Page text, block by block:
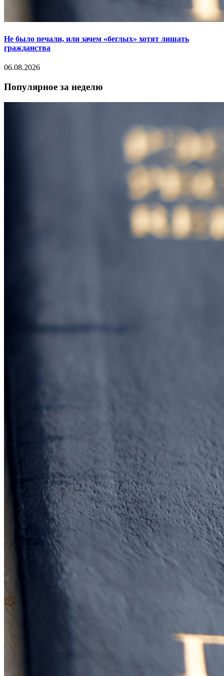
Не было печали, или зачем «беглых» хотят лишать
гражданства
06.08.2026
Популярное за неделю